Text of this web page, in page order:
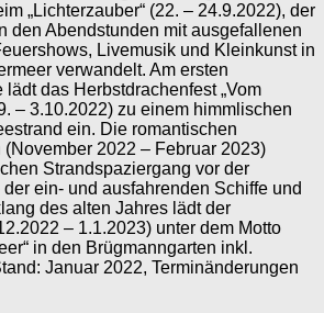
„Lichterzauber“ (22. – 24.9.2022), der
den Abendstunden mit ausgefallenen
Livemusik und Kleinkunst in
verwandelt. Am ersten
das Herbstdrachenfest „Vom
– 3.10.2022) zu einem himmlischen
ein. Die romantischen
2022 – Februar 2023)
Strandspaziergang vor der
ein- und ausfahrenden Schiffe und
des alten Jahres lädt der
– 1.1.2023) unter dem Motto
in den Brügmanngarten inkl.
Januar 2022, Terminänderungen